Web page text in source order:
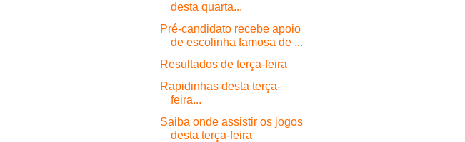
desta quarta...
Pré-candidato recebe apoio
de escolinha famosa de ...
Resultados de terça-feira
Rapidinhas desta terça-
feira...
Saiba onde assistir os jogos
desta terça-feira